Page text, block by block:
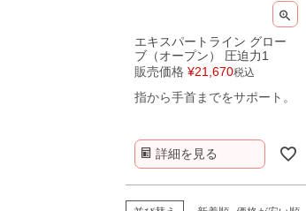
エキスパートライン グロー
ブ（オープン） 圧迫力1
販売価格 ¥21,670税込
指から手首までをサポート。
詳細を見る